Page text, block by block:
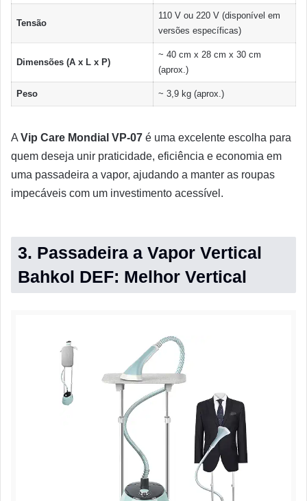
Tensão
110 V ou 220 V (disponível em
versões específicas)
Dimensões (A x L x P)
~ 40 cm x 28 cm x 30 cm
(aprox.)
Peso ~ 3,9 kg (aprox.)
A Vip Care Mondial VP-07 é uma excelente escolha para
quem deseja unir praticidade, eficiência e economia em
uma passadeira a vapor, ajudando a manter as roupas
impecáveis com um investimento acessível.
3. Passadeira a Vapor Vertical
Bahkol DEF: Melhor Vertical